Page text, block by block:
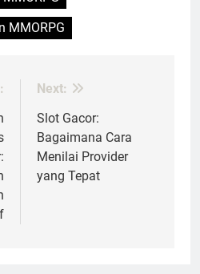
MMORPG
Next:
Slot Gacor:
Bagaimana Cara
Menilai Provider
yang Tepat